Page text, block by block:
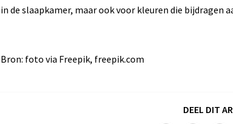
in de slaapkamer, maar ook voor kleuren die bijdragen
Bron: foto via Freepik, freepik.com
DEEL DIT